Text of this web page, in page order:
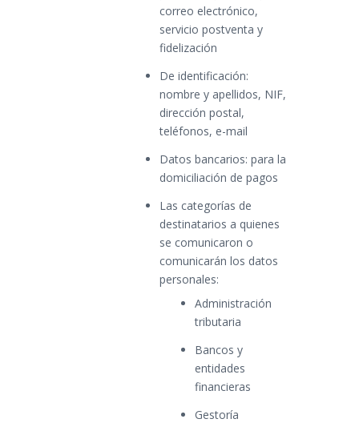
correo electrónico,
servicio postventa y
fidelización
De identificación:
nombre y apellidos, NIF,
dirección postal,
teléfonos, e-mail
Datos bancarios: para la
domiciliación de pagos
Las categorías de
destinatarios a quienes
se comunicaron o
comunicarán los datos
personales:
Administración
tributaria
Bancos y
entidades
financieras
Gestoría